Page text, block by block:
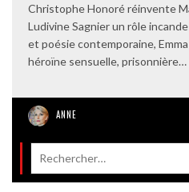
Christophe Honoré réinvente
Ludivine Sagnier un rôle
et poésie contemporaine,
héroïne sensuelle, prisonnière…
ANNE